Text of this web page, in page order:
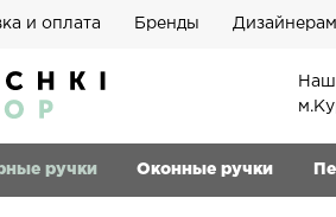
и оплата Бренды Дизайнерам
Наш
ручки Оконные ручки